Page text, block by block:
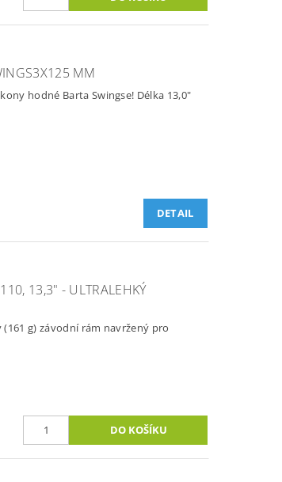
MM
hodné Barta Swingse! Délka 13,0"
DETAIL
13,3" - ULTRALEHKÝ
(161 g) závodní rám navržený pro